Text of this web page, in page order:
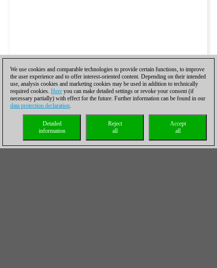
We use cookies and comparable technologies to provide certain functions, to improve
the user experience and to offer interest-oriented content. Depending on their intended
use, analysis cookies and marketing cookies may be used in addition to technically
required cookies. Here you can make detailed settings or revoke your consent (if
necessary partially) with effect for the future. Further information can be found in our
data protection declaration.
Accept
all
Reject
all
Detailed
information